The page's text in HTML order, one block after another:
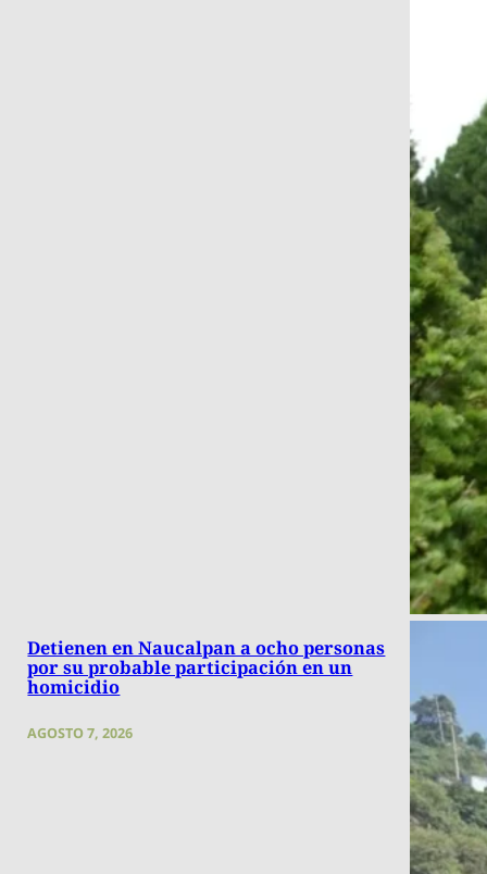
Detienen en Naucalpan a ocho personas
por su probable participación en un
homicidio
AGOSTO 7, 2026